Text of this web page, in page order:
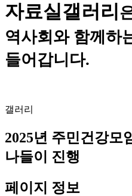
자료실갤러리
역사회와 함께하
들어갑니다.
갤러리
2025년 주민건강모
나들이 진행
페이지 정보